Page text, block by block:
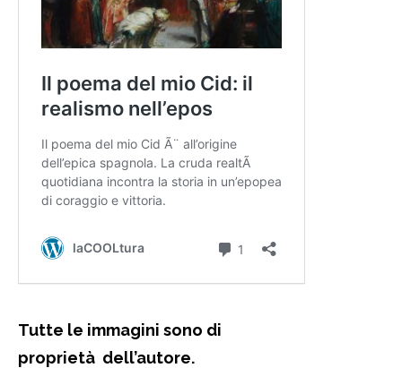
Tutte le immagini sono di
proprietà dell’autore.